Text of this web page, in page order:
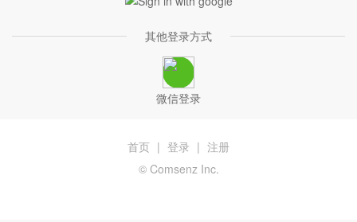
其他登录方式
微信登录
首页 | 登录 | 注册
© Comsenz Inc.